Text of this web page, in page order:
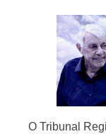
O Tribunal